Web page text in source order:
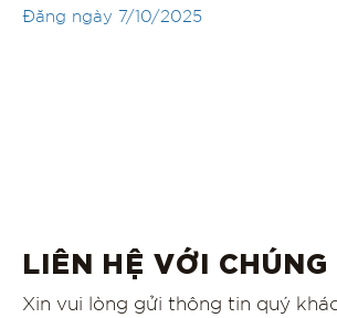
Đăng ngày 7/10/2025
LIÊN HỆ VỚI CHÚNG
Xin vui lòng gửi thông tin quý